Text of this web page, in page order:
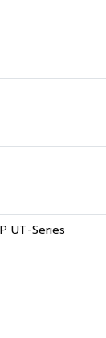
UT-Series